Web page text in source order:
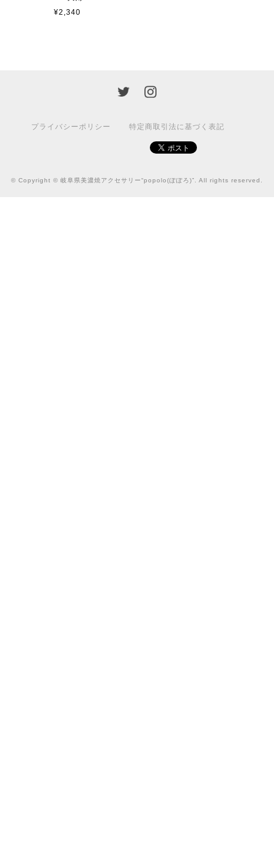
¥2,340
プライバシーポリシー 特定商取引法に基づく表記
© Copyright © 岐阜県美濃焼アクセサリー“popolo(ぽぽろ)”. All rights reserved.